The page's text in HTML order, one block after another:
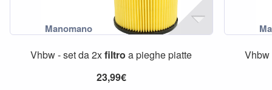
Vhbw - set da 2xfiltro a pieghe piatte
23,99€